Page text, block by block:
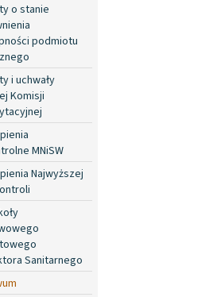
o stanie
podmiotu
i uchwały
Komisji
MNiSW
Najwyższej
Sanitarnego